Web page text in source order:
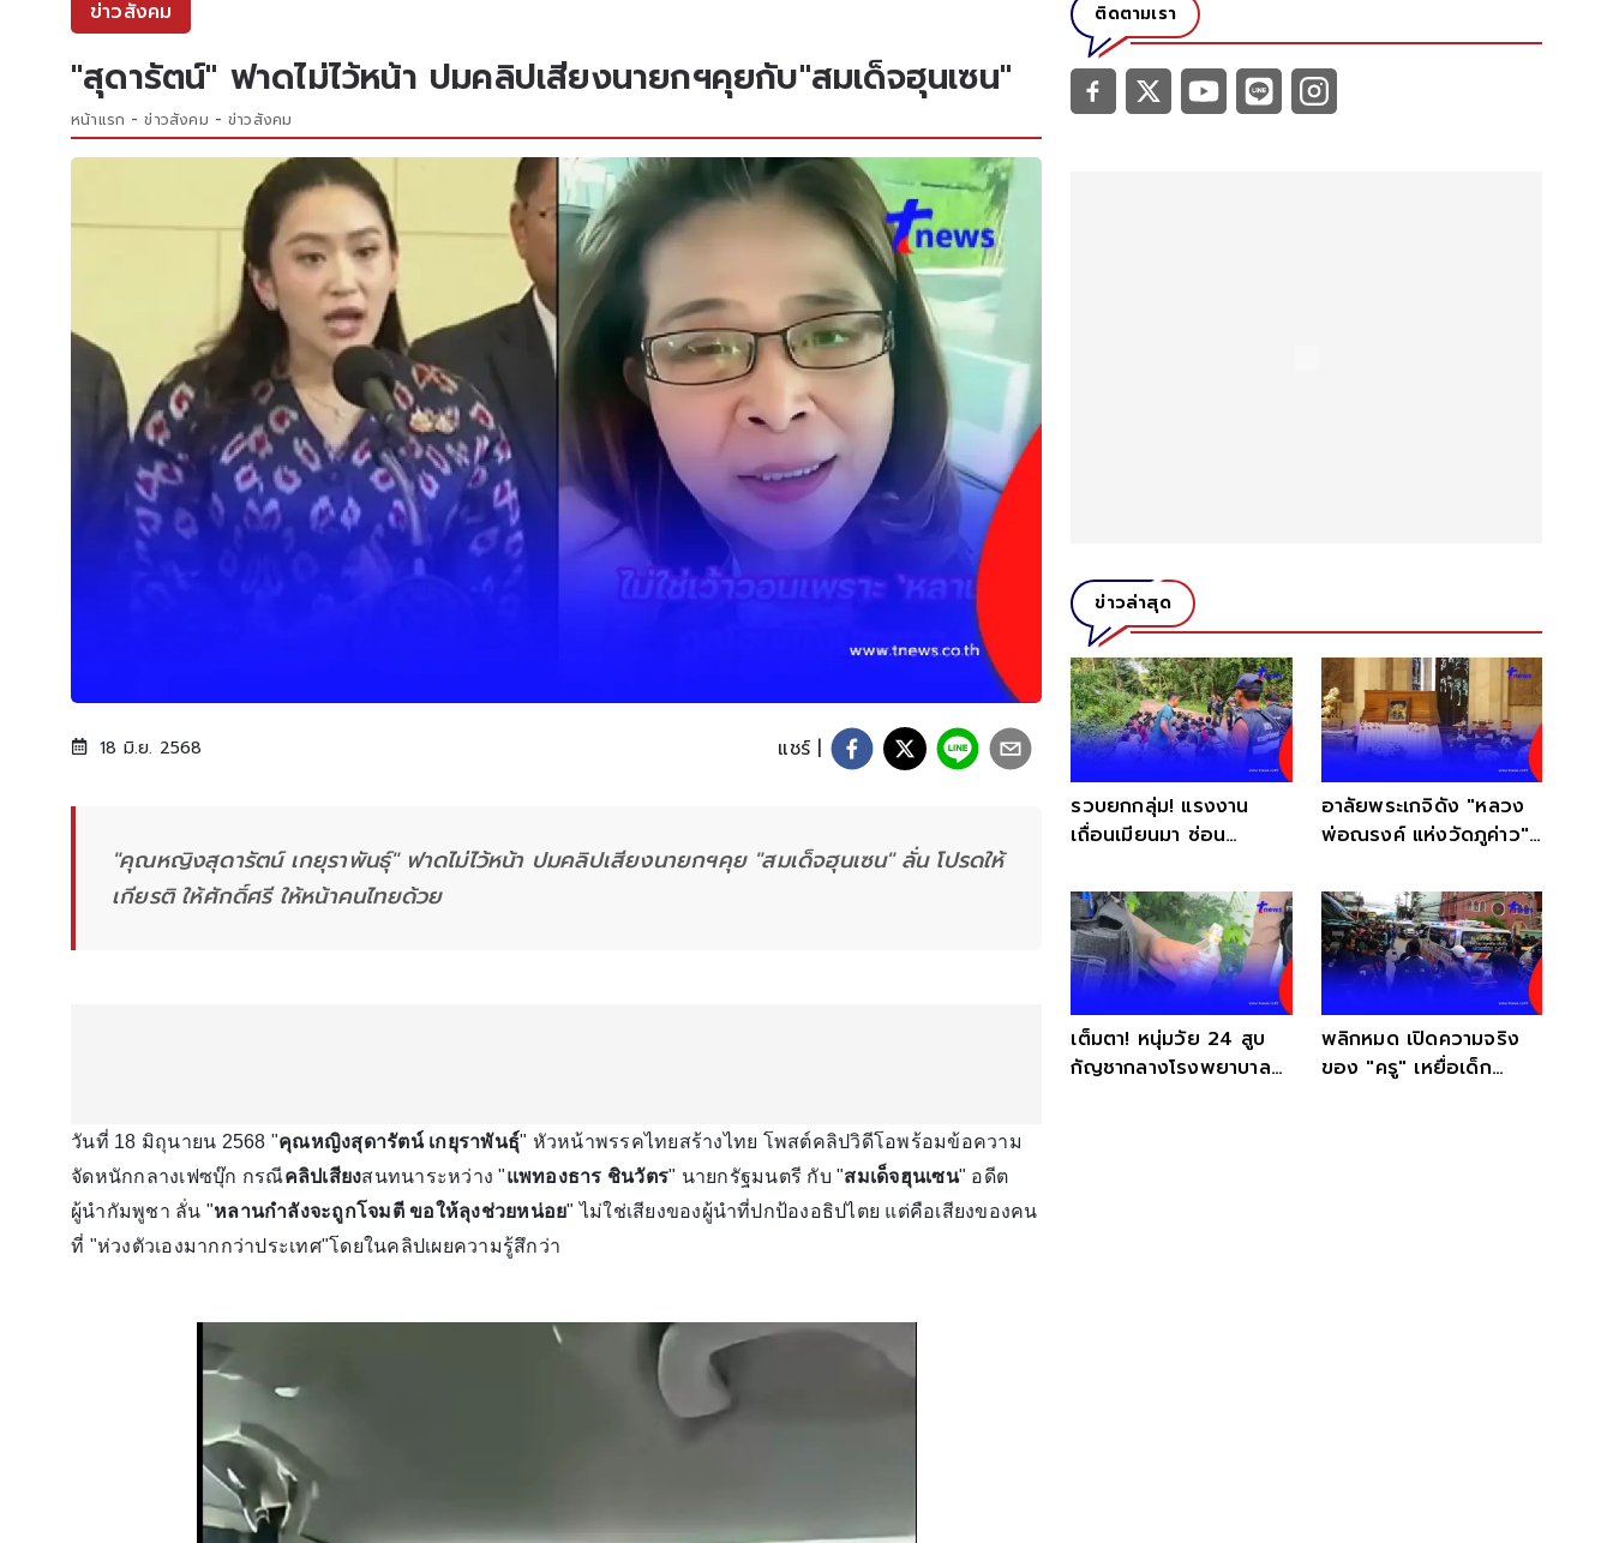
ข่าวสังคม
"สุดารัตน์" ฟาดไม่ไว้หน้า ปมคลิปเสียงนายกฯคุยกับ"สมเด็จฮุนเซน"
หน้าแรก ข่าวสังคม ข่าวสังคม
18 มิ.ย. 2568 แชร์ |
"คุณหญิงสุดารัตน์ เกยุราพันธุ์" ฟาดไม่ไว้หน้า ปมคลิปเสียงนายกฯคุย "สมเด็จฮุนเซน" ลั่น โปรดให้
เกียรติ ให้ศักดิ์ศรี ให้หน้าคนไทยด้วย
วันที่ 18 มิถุนายน 2568 "คุณหญิงสุดารัตน์ เกยุราพันธุ์" หัวหน้าพรรคไทยสร้างไทย โพสต์คลิปวิดีโอพร้อมข้อความ
จัดหนักกลางเฟซบุ๊ก กรณีคลิปเสียงสนทนาระหว่าง "แพทองธาร ชินวัตร" นายกรัฐมนตรี กับ "สมเด็จฮุนเซน" อดีต
ผู้นำกัมพูชา ลั่น "หลานกำลังจะถูกโจมตี ขอให้ลุงช่วยหน่อย" ไม่ใช่เสียงของผู้นำที่ปกป้องอธิปไตย แต่คือเสียงของคน
ที่ "ห่วงตัวเองมากกว่าประเทศ"โดยในคลิปเผยความรู้สึกว่า
ติดตามเรา
ข่าวล่าสุด
รวบยกกลุ่ม! แรงงาน
เถื่อนเมียนมา ซ่อน
อาลัยพระเกจิดัง "หลวง
พ่อณรงค์ แห่งวัดภูค่าว"
เต็มตา! หนุ่มวัย 24 สูบ
กัญชากลางโรงพยาบาล
พลิกหมด เปิดความจริง
ของ "ครู" เหยื่อเด็ก